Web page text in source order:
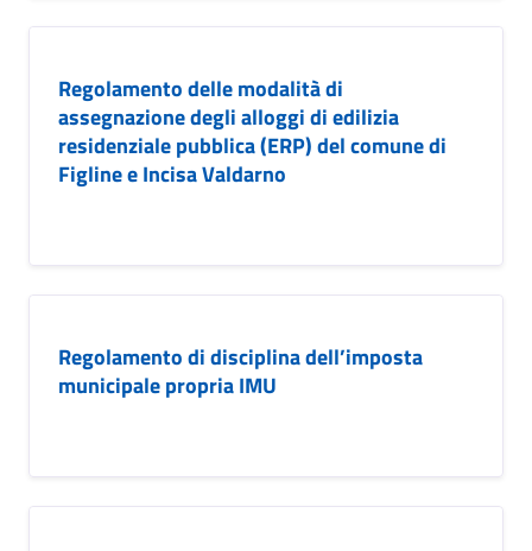
Regolamento delle modalità di
assegnazione degli alloggi di edilizia
residenziale pubblica (ERP) del comune di
Figline e Incisa Valdarno
Regolamento di disciplina dell’imposta
municipale propria IMU